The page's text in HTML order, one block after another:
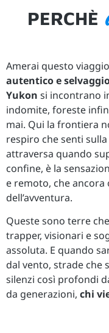
PERCHÈ
Amerai questo
autentico e
Yukon si incontrano
indomite, foreste
mai. Qui la frontiera
respiro che senti sulla
attraversa quando
confine, è la
e remoto, che
dell’avventura.
Queste sono terre
trapper, visionari e
assoluta. E quando
dal vento, strade che
silenzi così profondi
da generazioni, chi